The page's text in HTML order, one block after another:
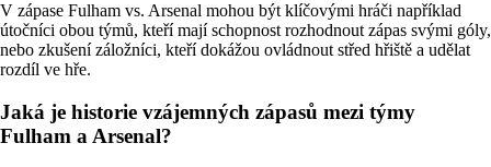
V zápase Fulham vs. Arsenal mohou být klíčovými hráči například
útočníci obou týmů, kteří mají schopnost rozhodnout zápas svými góly,
nebo zkušení záložníci, kteří dokážou ovládnout střed hřiště a udělat
rozdíl ve hře.
Jaká je historie vzájemných zápasů mezi týmy
Fulham a Arsenal?